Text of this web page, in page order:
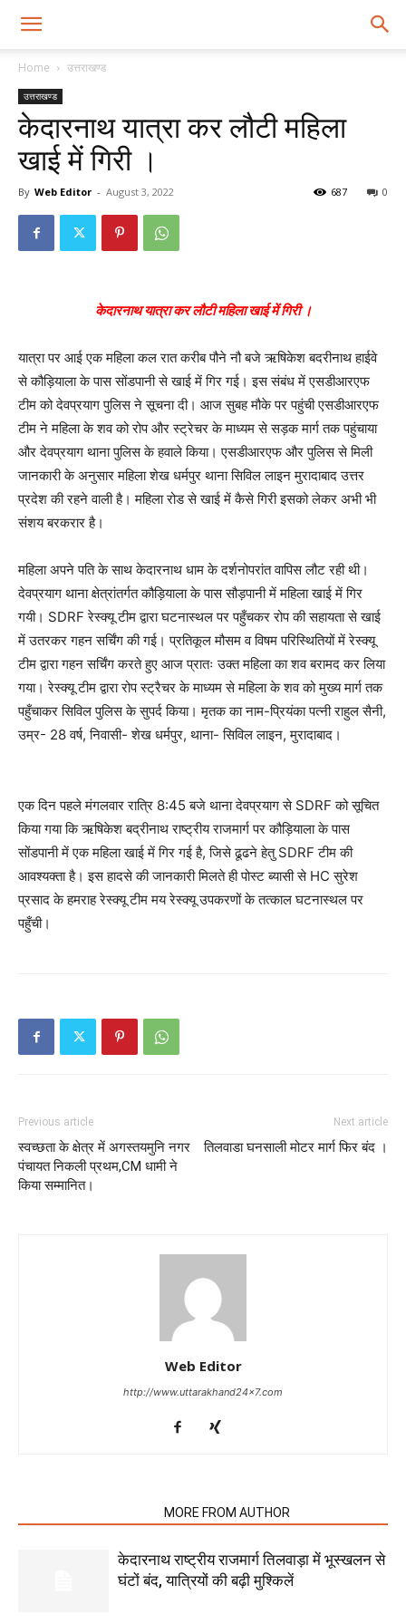
Home उत्तराखण्ड
उत्तराखण्ड
केदारनाथ यात्रा कर लौटी महिला
खाई में गिरी ।
By Web Editor - August 3, 2022 0
687
केदारनाथ यात्रा कर लौटी महिला खाई में गिरी ।
यात्रा पर आई एक महिला कल रात करीब पौने नौ बजे ऋषिकेश बदरीनाथ हाईवे
से कौड़ियाला के पास सोंडपानी से खाई में गिर गई। इस संबंध में एसडीआरएफ
टीम को देवप्रयाग पुलिस ने सूचना दी। आज सुबह मौके पर पहुंची एसडीआरएफ
टीम ने महिला के शव को रोप और स्ट्रेचर के माध्यम से सड़क मार्ग तक पहुंचाया
और देवप्रयाग थाना पुलिस के हवाले किया। एसडीआरएफ और पुलिस से मिली
जानकारी के अनुसार महिला शेख धर्मपुर थाना सिविल लाइन मुरादाबाद उत्तर
प्रदेश की रहने वाली है। महिला रोड से खाई में कैसे गिरी इसको लेकर अभी भी
संशय बरकरार है।
महिला अपने पति के साथ केदारनाथ धाम के दर्शनोपरांत वापिस लौट रही थी।
देवप्रयाग थाना क्षेत्रांतर्गत कौड़ियाला के पास सौड़पानी में महिला खाई में गिर
गयी। SDRF रेस्क्यू टीम द्वारा घटनास्थल पर पहुँचकर रोप की सहायता से खाई
में उतरकर गहन सर्चिंग की गई। प्रतिकूल मौसम व विषम परिस्थितियों में रेस्क्यू
टीम द्वारा गहन सर्चिंग करते हुए आज प्रातः उक्त महिला का शव बरामद कर लिया
गया। रेस्क्यू टीम द्वारा रोप स्ट्रैचर के माध्यम से महिला के शव को मुख्य मार्ग तक
पहुँचाकर सिविल पुलिस के सुपर्द किया। मृतक का नाम-प्रियंका पत्नी राहुल सैनी,
उम्र- 28 वर्ष, निवासी- शेख धर्मपुर, थाना- सिविल लाइन, मुरादाबाद।
एक दिन पहले मंगलवार रात्रि 8:45 बजे थाना देवप्रयाग से SDRF को सूचित
किया गया कि ऋषिकेश बद्रीनाथ राष्ट्रीय राजमार्ग पर कौड़ियाला के पास
सोंडपानी में एक महिला खाई में गिर गई है, जिसे ढूढने हेतु SDRF टीम की
आवश्यक्ता है। इस हादसे की जानकारी मिलते ही पोस्ट ब्यासी से HC सुरेश
प्रसाद के हमराह रेस्क्यू टीम मय रेस्क्यू उपकरणों के तत्काल घटनास्थल पर
पहुँची।
Previous article
स्वच्छता के क्षेत्र में अगस्तयमुनि नगर
पंचायत निकली प्रथम,CM धामी ने
किया सम्मानित।
Next article
तिलवाडा घनसाली मोटर मार्ग फिर बंद ।
Web Editor
http://www.uttarakhand24x7.com
MORE FROM AUTHOR
केदारनाथ राष्ट्रीय राजमार्ग तिलवाड़ा में भूस्खलन से
घंटों बंद, यात्रियों की बढ़ी मुश्किलें